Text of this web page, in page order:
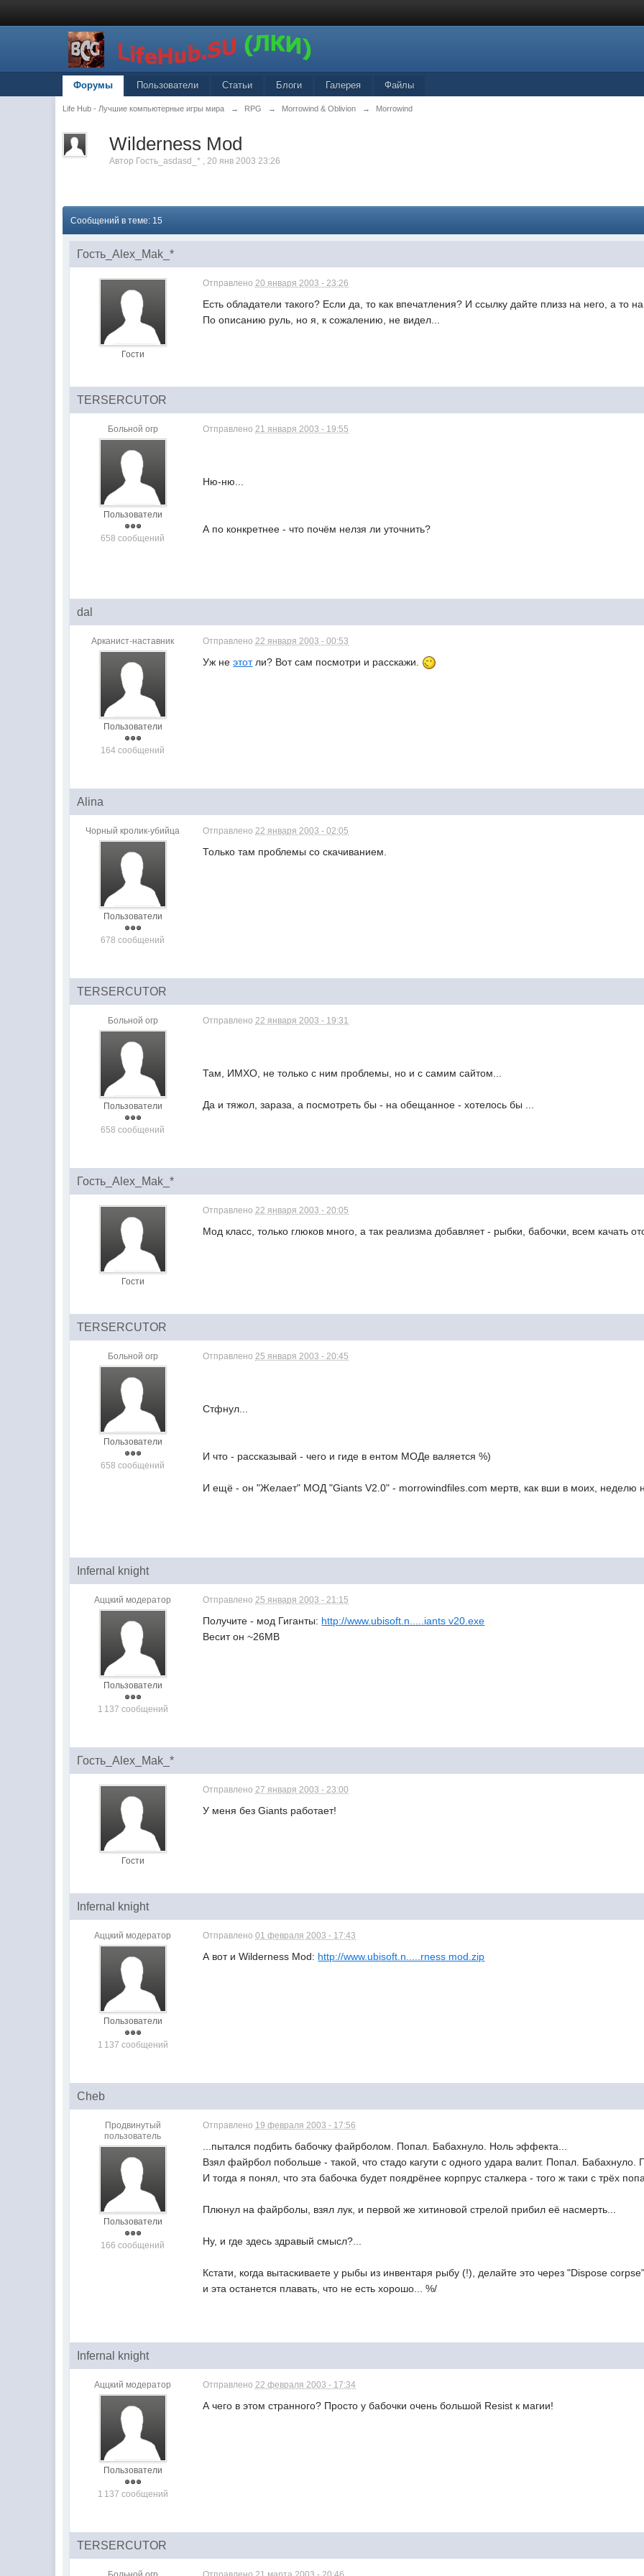
Форумы Пользователи Статьи Блоги Галерея Файлы
Life Hub - Лучшие компьютерные игры мира → RPG → Morrowind & Oblivion → Morrowind
Wilderness Mod
Автор Гость_asdasd_* ,20 янв 2003 23:26
Сообщений в теме: 15
Гость_Alex_Mak_*
Гости
Отправлено20 января 2003 - 23:26
Есть обладатели такого? Если да, то как впечатления? И ссылку дайте плизз на него, а то
По описанию руль, но я, к сожалению, не видел...
TERSERCUTOR
Больной огр
Пользователи
658 сообщений
Отправлено21 января 2003 - 19:55
Ню-ню...
А по конкретнее - что почём нелзя ли уточнить?
dal
Арканист-наставник
Пользователи
164 сообщений
Отправлено22 января 2003 - 00:53
Уж неэтотли? Вот сам посмотри и расскажи.
Alina
Чорный кролик-убийца
Пользователи
678 сообщений
Отправлено22 января 2003 - 02:05
Только там проблемы со скачиванием.
TERSERCUTOR
Больной огр
Пользователи
658 сообщений
Отправлено22 января 2003 - 19:31
Там, ИМХО, не только с ним проблемы, но и с самим сайтом...
Да и тяжол, зараза, а посмотреть бы - на обещанное - хотелось бы ...
Гость_Alex_Mak_*
Гости
Отправлено22 января 2003 - 20:05
Мод класс, только глюков много, а так реализма добавляет - рыбки, бабочки, всем качать
TERSERCUTOR
Больной огр
Пользователи
658 сообщений
Отправлено25 января 2003 - 20:45
Стфнул...
И что - рассказывай - чего и гиде в ентом МОДе валяется %)
И ещё - он "Желает" МОД "Giants V2.0" - morrowindfiles.com мертв, как вши в моих, неделю
Infernal knight
Аццкий модератор
Пользователи
1 137 сообщений
Отправлено25 января 2003 - 21:15
Получите - мод Гиганты: http://www.ubisoft.n.....iants v20.exe
Весит он ~26MB
Гость_Alex_Mak_*
Гости
Отправлено27 января 2003 - 23:00
У меня без Giants работает!
Infernal knight
Аццкий модератор
Пользователи
1 137 сообщений
Отправлено01 февраля 2003 - 17:43
А вот и Wilderness Mod: http://www.ubisoft.n.....rness mod.zip
Cheb
Продвинутый
пользователь
Пользователи
166 сообщений
Отправлено 19 февраля 2003 - 17:56
...пытался подбить бабочку файрболом. Попал. Бабахнуло. Ноль эффекта...
Взял файрбол побольше - такой, что стадо кагути с одного удара валит. Попал. Бабахнуло.
И тогда я понял, что эта бабочка будет поядрёнее корпрус сталкера - того ж таки с трёх
Плюнул на файрболы, взял лук, и первой же хитиновой стрелой прибил её насмерть...
Ну, и где здесь здравый смысл?...
Кстати, когда вытаскиваете у рыбы из инвентаря рыбу (!), делайте это через "Dispose
и эта останется плавать, что не есть хорошо... %/
Infernal knight
Аццкий модератор
Пользователи
1 137 сообщений
Отправлено22 февраля 2003 - 17:34
А чего в этом странного? Просто у бабочки очень большой Resist к магии!
TERSERCUTOR